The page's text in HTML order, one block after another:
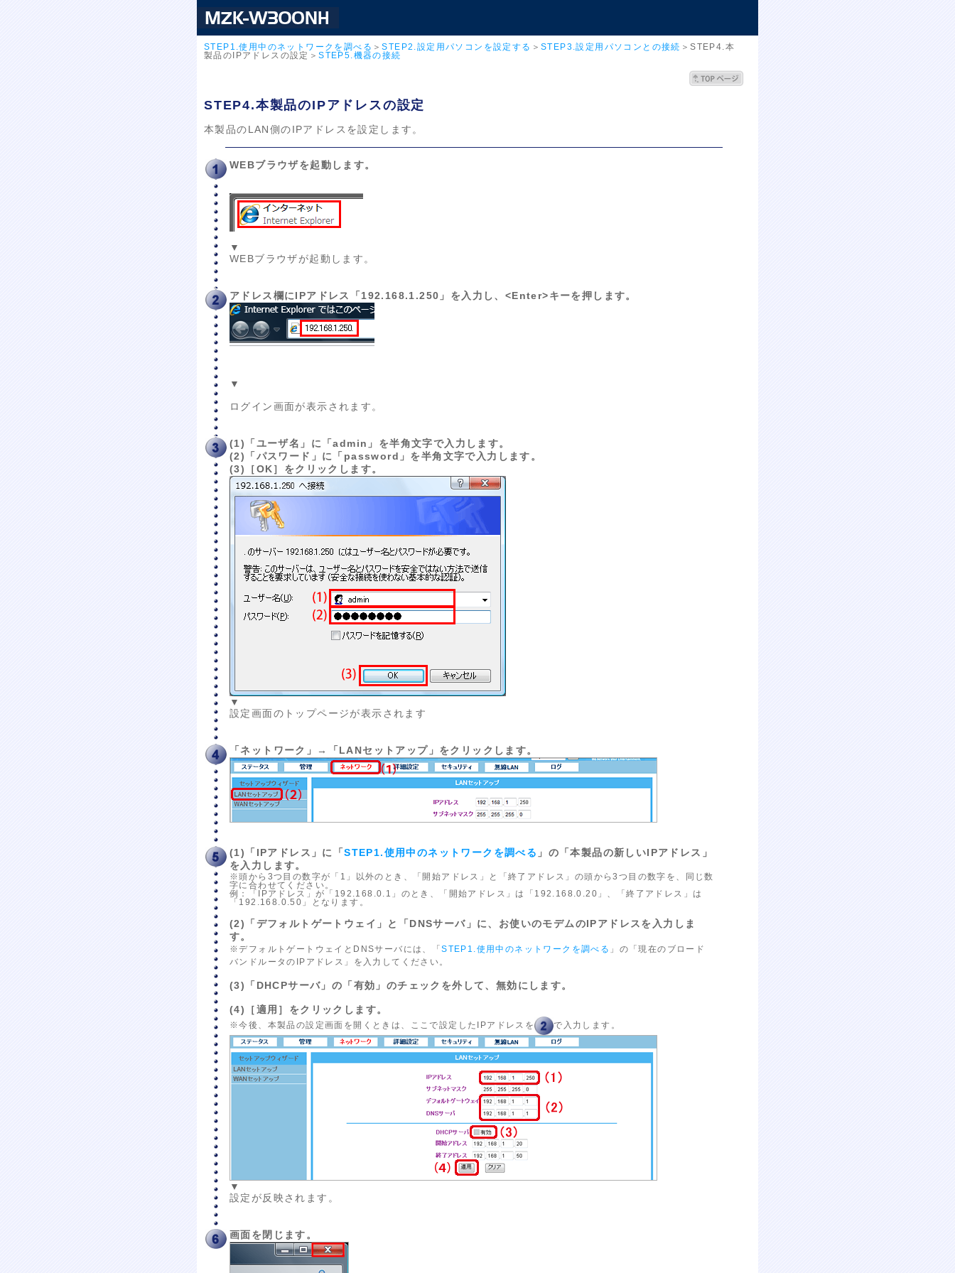
STEP1.使用中のネットワークを調べる ＞STEP2.設定用パソコンを設定する ＞STEP3.設定用パソコンとの接続 ＞STEP4.本
製品のIPアドレスの設定＞STEP5.機器の接続
STEP4.本製品のIPアドレスの設定
本製品のLAN側のIPアドレスを設定します。
WEBブラウザを起動します。
▼
WEBブラウザが起動します。
アドレス欄にIPアドレス「192.168.1.250」を入力し、<Enter>キーを押します。
▼
ログイン画面が表示されます。
(1)「ユーザ名」に「admin」を半角文字で入力します。
(2)「パスワード」に「password」を半角文字で入力します。
(3)［OK］をクリックします。
▼
設定画面のトップページが表示されます
「ネットワーク」→「LANセットアップ」をクリックします。
(1)「IPアドレス」に「STEP1.使用中のネットワークを調べる 」の「本製品の新しいIPアドレス」
を入力します。
※頭から3つ目の数字が「1」以外のとき、「開始アドレス」と「終了アドレス」の頭から3つ目の数字を、同じ数
字に合わせてください。
例：「IPアドレス」が「192.168.0.1」のとき、「開始アドレス」は「192.168.0.20」、「終了アドレス」は
「192.168.0.50」となります。
(2)「デフォルトゲートウェイ」と「DNSサーバ」に、お使いのモデムのIPアドレスを入力しま
す。
※デフォルトゲートウェイとDNSサーバには、「STEP1.使用中のネットワークを調べる 」の「現在のブロード
バンドルータのIPアドレス」を入力してください。
(3)「DHCPサーバ」の「有効」のチェックを外して、無効にします。
(4)［適用］をクリックします。
※今後、本製品の設定画面を開くときは、ここで設定したIPアドレスを で入力します。
▼
設定が反映されます。
画面を閉じます。